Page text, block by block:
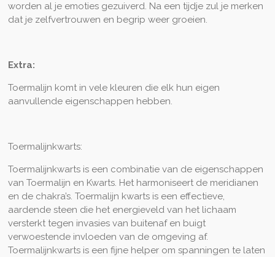
worden al je emoties gezuiverd. Na een tijdje zul je merken
dat je zelfvertrouwen en begrip weer groeien.
Extra:
Toermalijn komt in vele kleuren die elk hun eigen
aanvullende eigenschappen hebben.
Toermalijnkwarts:
Toermalijnkwarts is een combinatie van de eigenschappen
van Toermalijn en Kwarts. Het harmoniseert de meridianen
en de chakra’s. Toermalijn kwarts is een effectieve,
aardende steen die het energieveld van het lichaam
versterkt tegen invasies van buitenaf en buigt
verwoestende invloeden van de omgeving af.
Toermalijnkwarts is een fijne helper om spanningen te laten